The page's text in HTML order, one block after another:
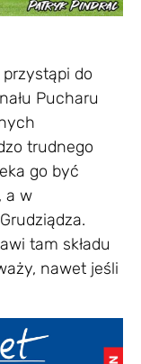
do
Pucharu
trudnego
go być
a w
tam składu
nawet jeśli